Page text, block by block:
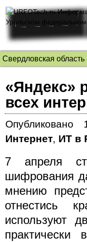
Свердловская область
«Яндекс»
всех
Опубликовано
Интернет, ИТ в
7 апреля
шифрования
мнению
отнестись
используют